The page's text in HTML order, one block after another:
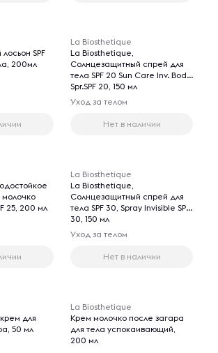
SPF
200мл
La Biosthetique
La Biosthetique,
Солнцезащитный спрей для
тела SPF 20 Sun Care Inv. Body
Spr.SPF 20, 150 мл
Уход за телом
Нет в наличии
25, 200 мл
La Biosthetique
La Biosthetique,
Солнцезащитный спрей для
тела SPF 30, Spray Invisible SPF
30, 150 мл
Уход за телом
Нет в наличии
для
50 мл
La Biosthetique
Крем молочко после загара
для тела успокаивающий,
200 мл